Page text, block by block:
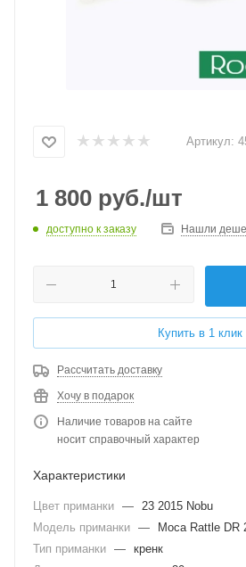
Артикул:
1 800 руб./шт
доступно к заказу Нашли
Купить в 1 клик
Рассчитать доставку
Хочу в подарок
Наличие товаров на сайте
носит справочный характер
Характеристики
Цвет приманки — 23 2015 Nobu
Модель приманки —
Moca Rattle DR
Тип приманки — кренк